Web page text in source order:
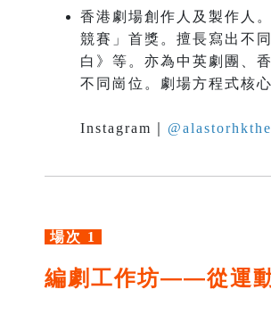
香港劇場創作人及製作人
競賽」首獎。擅長寫出不
白》等。亦為中英劇團、
不同崗位。劇場方程式核
Instagram｜
場次 1
編劇工作坊——從運